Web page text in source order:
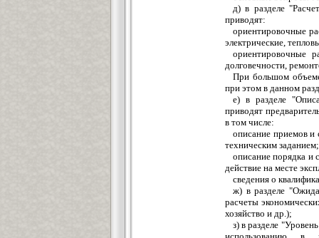
д) в разделе
приводят:
ориентировочные
электрические,
ориентировочные
долговечности,
При большом
при этом в данном
е) в разделе
приводят
в том числе:
описание приемов и
техническим заданием;
описание порядка и
действие на месте
сведения о
ж) в разделе
расчеты
хозяйство и др.);
з) в разделе